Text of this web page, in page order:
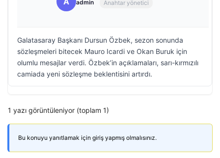
admin Anahtar yönetici
Galatasaray Başkanı Dursun Özbek, sezon sonunda
sözleşmeleri bitecek Mauro Icardi ve Okan Buruk için
olumlu mesajlar verdi. Özbek’in açıklamaları, sarı-kırmızılı
camiada yeni sözleşme beklentisini artırdı.
1 yazı görüntüleniyor (toplam 1)
Bu konuyu yanıtlamak için giriş yapmış olmalısınız.